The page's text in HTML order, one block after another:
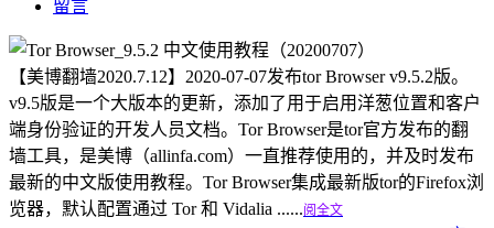
留言
【美博翻墙2020.7.12】2020-07-07发布tor Browser v9.5.2版。
v9.5版是一个大版本的更新，添加了用于启用洋葱位置和客户
端身份验证的开发人员文档。Tor Browser是tor官方发布的翻
墙工具，是美博（allinfa.com）一直推荐使用的，并及时发布
最新的中文版使用教程。Tor Browser集成最新版tor的Firefox浏
览器，默认配置通过 Tor 和 Vidalia ......阅全文